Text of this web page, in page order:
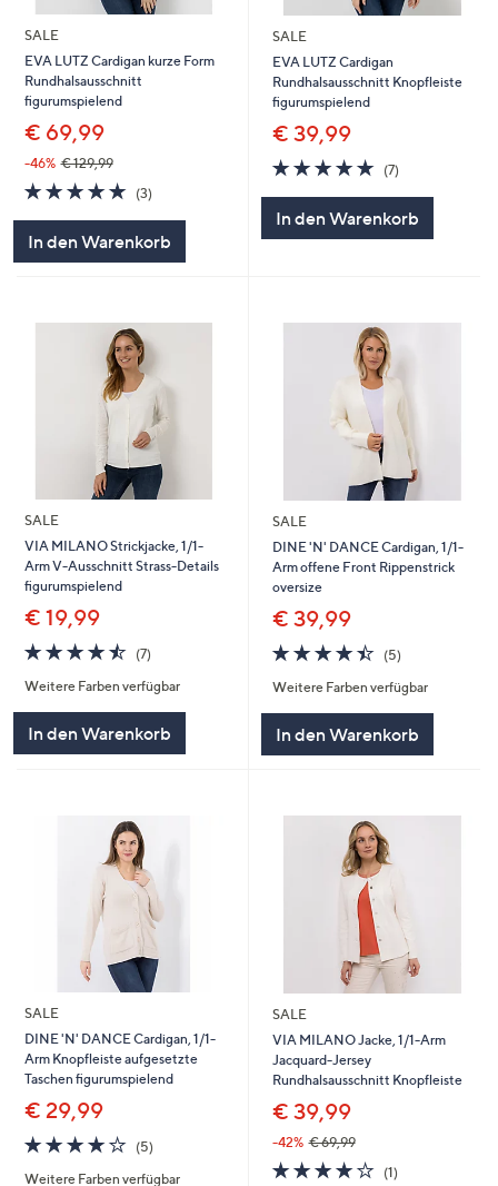
SALE
EVA LUTZ Cardigan kurze Form
Rundhalsausschnitt
figurumspielend
€ 69,99
-46% € 129,99
5.0
von
(3)3
In den Warenkorb
SALE
EVA LUTZ Cardigan
Rundhalsausschnitt Knopfleiste
figurumspielend
€ 39,99
5.0
von
(7)7
In den Warenkorb
SALE
VIA MILANO Strickjacke, 1/1-
Arm V-Ausschnitt Strass-Details
figurumspielend
€ 19,99
4.4
von
5
(7)7
Weitere Farben verfügbar
In den Warenkorb
SALE
DINE 'N' DANCE Cardigan, 1/1-
Arm offene Front Rippenstrick
oversize
€ 39,99
4.4
von
5
(5)5
Weitere Farben verfügbar
In den Warenkorb
SALE
DINE 'N' DANCE Cardigan, 1/1-
Arm Knopfleiste aufgesetzte
Taschen figurumspielend
€ 29,99
4.0
von
5
(5)5
Weitere Farben verfügbar
SALE
VIA MILANO Jacke, 1/1-Arm
Jacquard-Jersey
Rundhalsausschnitt Knopfleiste
€ 39,99
-42% € 69,99
4.0
(1)1